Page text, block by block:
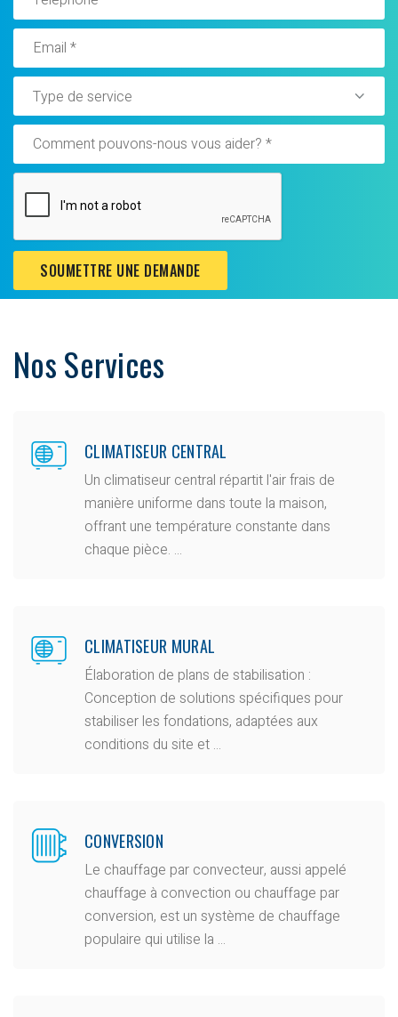
Type de service
SOUMETTRE UNE DEMANDE
Nos Services
CLIMATISEUR CENTRAL
Un climatiseur central répartit l'air frais de
manière uniforme dans toute la maison,
offrant une température constante dans
chaque pièce. ...
CLIMATISEUR MURAL
Élaboration de plans de stabilisation :
Conception de solutions spécifiques pour
stabiliser les fondations, adaptées aux
conditions du site et ...
CONVERSION
Le chauffage par convecteur, aussi appelé
chauffage à convection ou chauffage par
conversion, est un système de chauffage
populaire qui utilise la ...